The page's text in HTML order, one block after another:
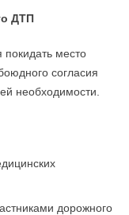
ДТП
место
согласия
необходимости.
дорожного